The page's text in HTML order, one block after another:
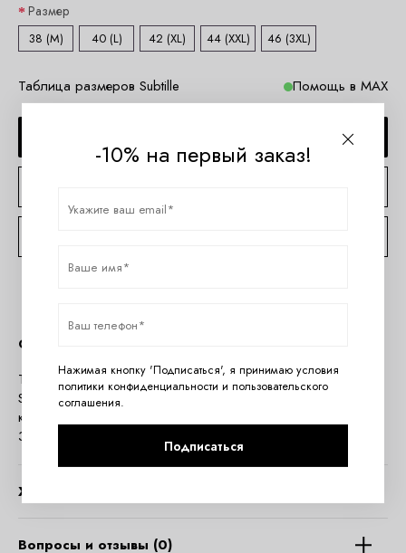
Размер
38 (M) 40 (L) 42 (XL) 44 (XXL) 46 (3XL)
Таблица размеров Subtille Помощь в MAX
Описание
Трусы слипы YASMIN от европейского производителя
Subtille. Модель средней посадки, выполнена из нежного
кружева, микротюля и микрофибры. Хлопковая ластовица.
Золотые детали.
Характеристики
Вопросы и отзывы (0)
-10% на первый заказ!
Нажимая кнопку 'Подписаться', я принимаю условия
политики конфиденциальности и пользовательского
соглашения.
Подписаться